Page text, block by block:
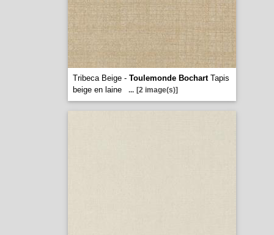
Tribeca Beige - Toulemonde BochartTapis
beige en laine
... [2 image(s)]